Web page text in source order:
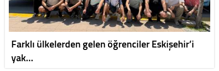
Farklı ülkelerden gelen öğrenciler Eskişehir’i
yak…